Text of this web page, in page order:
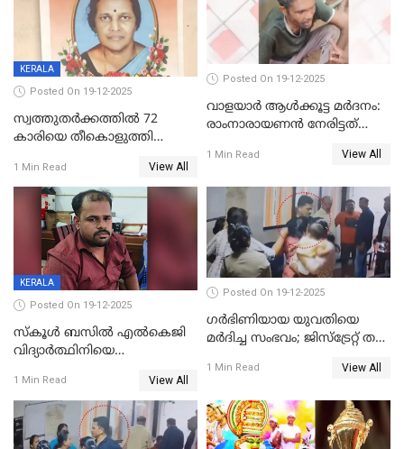
KERALA
Posted On 19-12-2025
സ്വത്തുതര്‍ക്കത്തില്‍ 72
കാരിയെ തീകൊളുത്തി
ക്രൂരകൊലപാതകത്തില്‍
സഹോദരിപുത്രന് ജീവപര്യന്തം
1 Min Read View All
Posted On 19-12-2025
വാളയാർ ആൾക്കൂട്ട മർദനം:
രാംനാരായണൻ നേരിട്ടത്
നാൽപ്പതിലേറെ
റിപ്പോർട്ട്
1 Min Read View All
KERALA
Posted On 19-12-2025
സ്കൂൾ ബസിൽ എൽകെജി
വിദ്യാര്‍ത്ഥിനിയെ
ക്ലീനര്‍ പിടിയിൽ
1 Min Read View All
Posted On 19-12-2025
ഗര്‍ഭിണിയായ യുവതിയെ
മര്‍ദിച്ച സംഭവം; ജിസ്‌ട്രേറ്റ് തല
യുവതി
1 Min Read View All